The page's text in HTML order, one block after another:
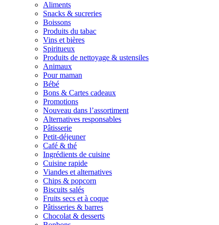
Aliments
Snacks & sucreries
Boissons
Produits du tabac
Vins et bières
Spiritueux
Produits de nettoyage & ustensiles
Animaux
Pour maman
Bébé
Bons & Cartes cadeaux
Promotions
Nouveau dans l’assortiment
Alternatives responsables
Pâtisserie
Petit-déjeuner
Café & thé
Ingrédients de cuisine
Cuisine rapide
Viandes et alternatives
Chips & popcorn
Biscuits salés
Fruits secs et à coque
Pâtisseries & barres
Chocolat & desserts